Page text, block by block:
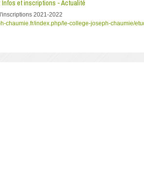
Infos et inscriptions - Actualité
2021-2022
chaumie.fr/index.php/le-college-joseph-chaumie/